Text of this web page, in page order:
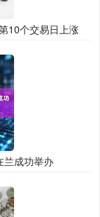
10个交易日上涨
兰成功举办